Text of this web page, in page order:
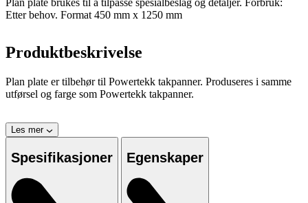
Etter behov. Format 450 mm x 1250 mm
Produktbeskrivelse
Plan plate er tilbehør til Powertekk takpanner. Produseres i samme
utførsel og farge som Powertekk takpanner.
Les mer
Spesifikasjoner Egenskaper